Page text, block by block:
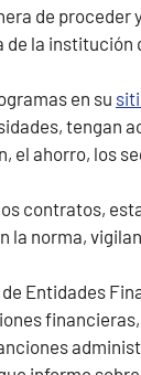
de proceder
la institución
en su
tengan
el ahorro, los
contratos,
la norma,
Entidades